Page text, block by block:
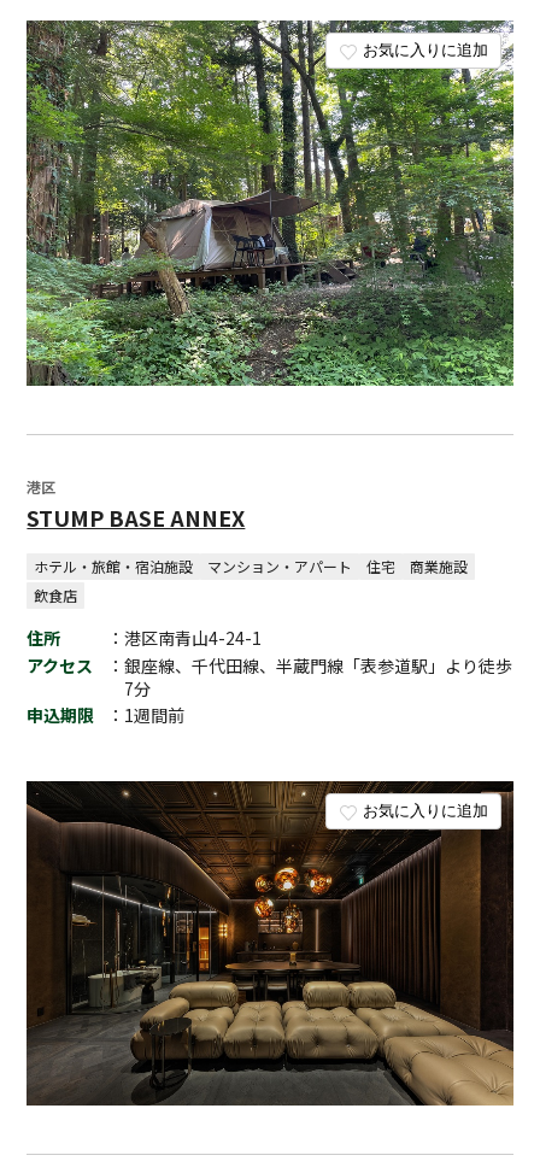
お気に入りに追加
お気に入りに追加
港区
STUMP BASE ANNEX
ホテル・旅館・宿泊施設 マンション・アパート 住宅
商業施設
飲食店
住所
：港区南青山4-24-1
アクセス
：銀座線、千代田線、半蔵門線「表参道駅」より徒歩
7分
申込期限
：1週間前